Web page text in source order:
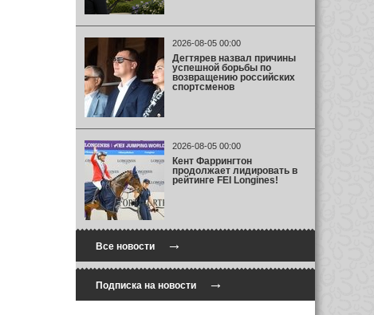
2026-08-05 00:00
Дегтярев назвал причины
успешной борьбы по
возвращению российских
спортсменов
2026-08-05 00:00
Кент Фаррингтон
продолжает лидировать в
рейтинге FEI Longines!
Все новости→
Подписка на новости→